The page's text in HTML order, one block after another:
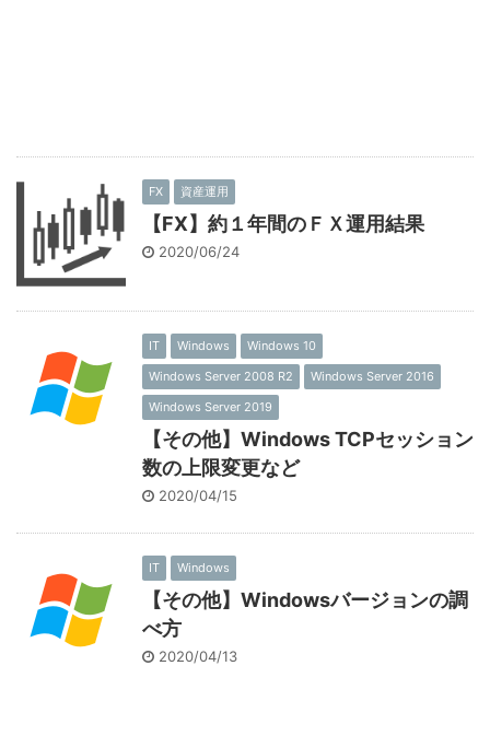
FX 資産運用
【FX】約１年間のＦＸ運用結果
2020/06/24
IT Windows
Windows 10
Windows Server 2008 R2
Windows Server 2016
Windows Server 2019
【その他】Windows TCPセッション
数の上限変更など
2020/04/15
IT Windows
【その他】Windowsバージョンの調
べ方
2020/04/13